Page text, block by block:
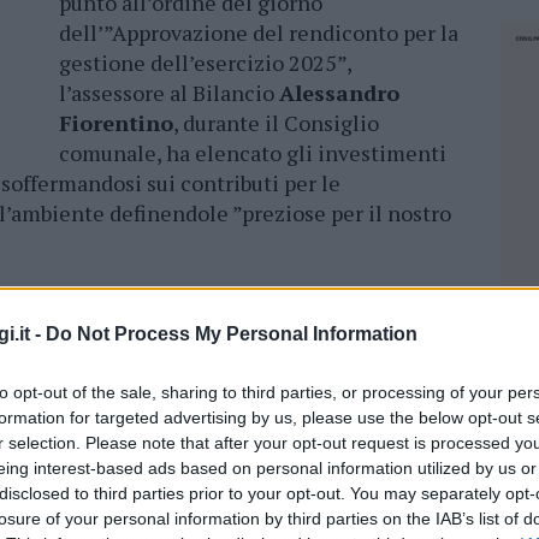
- Do Not Process My Personal Information
opt-out of the sale, sharing to third parties, or processing of your
for targeted advertising by us, please use the below opt-out
selection. Please note that after your opt-out request is processed
interest-based ads based on personal information utilized by us
to third parties prior to your opt-out. You may separately
of your personal information by third parties on the IAB’s list of
dell’”Approvazione del rendiconto per la
gestione dell’esercizio 2025”,
l’assessore al BilancioAlessandro
Fiorentino, durante il Consiglio
comunale, ha elencato gli investimenti
sui contributi per le
definendole ”preziose per il nostro
ricorda l’ex assessore scomparso Paolo
Ivana Russu , è intervenuta in aula a
dell’assessore Fiorentino ” si distacca
ci dà rispetto all’anno trascorso ”. La
“lei ha parlato di sostegno alle associazioni
Sostegno che proprio attraverso allo
essere forte. Noi invece abbiamo